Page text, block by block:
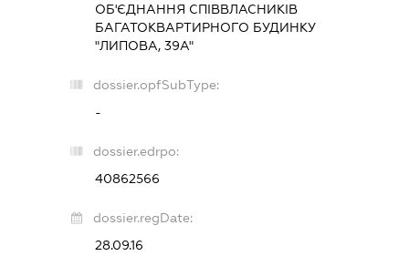
ОБ'ЄДНАННЯ СПІВВЛАСНИКІВ
БАГАТОКВАРТИРНОГО БУДИНКУ
"ЛИПОВА, 39А"
dossier.opfSubType:
-
dossier.edrpo:
40862566
dossier.regDate:
28.09.16